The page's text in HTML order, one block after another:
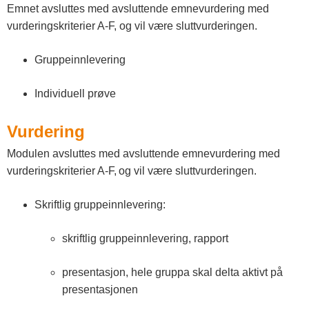
Emnet avsluttes med avsluttende emnevurdering med
vurderingskriterier A-F, og vil være sluttvurderingen.
Gruppeinnlevering
Individuell prøve
Vurdering
Modulen avsluttes med avsluttende emnevurdering med
vurderingskriterier A-F, og vil være sluttvurderingen.
Skriftlig gruppeinnlevering:
skriftlig gruppeinnlevering, rapport
presentasjon, hele gruppa skal delta aktivt på
presentasjonen